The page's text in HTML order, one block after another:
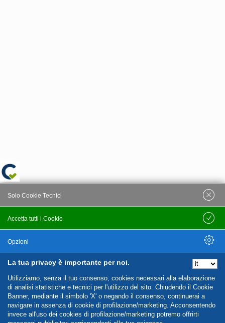
La tua privacy è importante per noi.
Utilizziamo, senza il tuo consenso, cookies necessari alla elaborazione
di analisi statistiche e tecnici per l'utilizzo del sito. Chiudendo il Cookie
Banner, mediante il simbolo 'X' o negando il consenso, continuerai a
navigare in assenza di cookie di profilazione/marketing. Acconsentendo
invece all'uso dei cookies di profilazione/marketing potremo offrirti
Accetta tutti i Cookie
Solo Cookie Tecnici
Salva
Opzioni
Nascondi Opzioni